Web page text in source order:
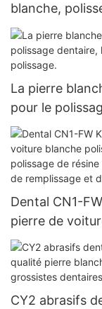
blanche,
de restauration
La pierre
pour le
des charges et
Dental CN1-
pierre de
porcelaine
grande
remplissage et
CY2 abrasifs